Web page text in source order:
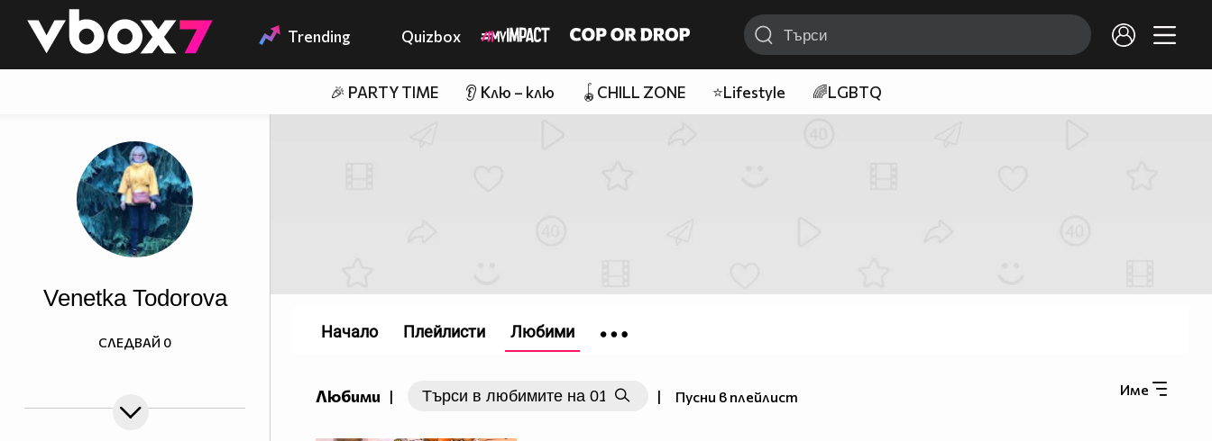
👾 Trending Quizbox
🎉 PARTY TIME 👂 Клю – клю 🪀CHILL ZONE ⭐Lifestyle 🌈LGBTQ
Venetka Todorova
СЛЕДВАЙ 0
Любими | | Пусни в плейлист Име
Начало Плейлисти Любими